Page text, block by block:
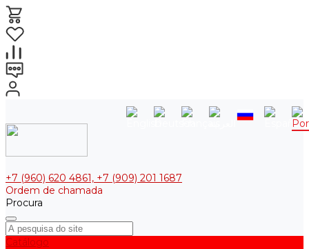
+7 (960) 620 4861, +7 (909) 201 1687
Ordem de chamada
Procura
Catálogo